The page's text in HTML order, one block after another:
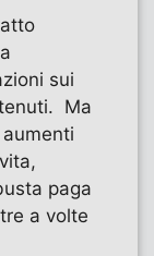
sui
Ma
paga
a volte